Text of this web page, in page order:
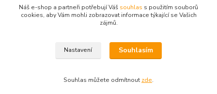
popisekhk@gmail.com
Náš e-shop a partneři potřebují Váš souhlas s použitím souborů
cookies, aby Vám mohli zobrazovat informace týkající se Vašich
zájmů.
Nastavení Souhlasím
Souhlas můžete odmítnout zde.